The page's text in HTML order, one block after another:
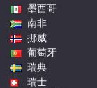
墨西哥
南非
挪威
葡萄牙
瑞典
瑞士